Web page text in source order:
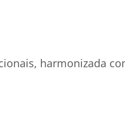
harmonizada